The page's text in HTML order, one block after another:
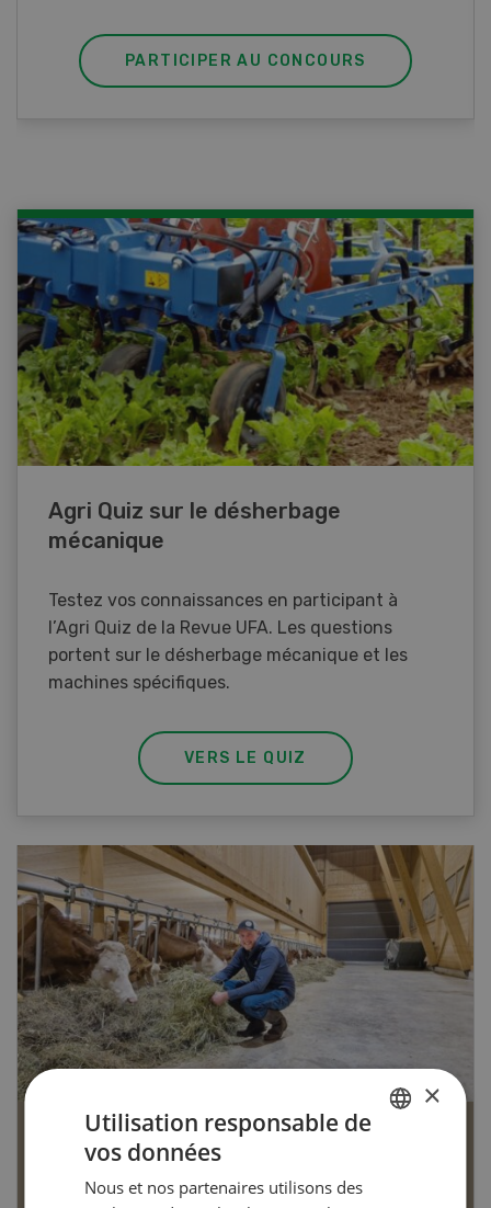
PARTICIPER AU CONCOURS
Agri Quiz sur le désherbage
mécanique
Testez vos connaissances en participant à
l’Agri Quiz de la Revue UFA. Les questions
portent sur le désherbage mécanique et les
machines spécifiques.
VERS LE QUIZ
L’agriculture à l’ère du changement
Dossier L’agriculture à l’ère du
×
Utilisation responsable de
vos données
Nous et nos partenaires utilisons des